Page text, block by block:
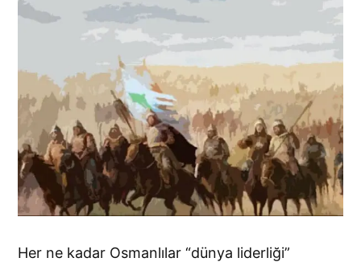
Her ne kadar Osmanlılar “dünya liderliği”